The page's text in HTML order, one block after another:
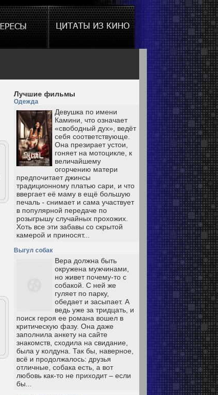
Лучшие фильмы
Одежда
Девушка по имени
Камини, что означает
«свободный дух», ведёт
себя соответствующе.
Она презирает устои,
гоняет на мотоцикле, к
величайшему
огорчению матери
предпочитает джинсы
традиционному платью сари, и что
ввергает её маму в ещё большую
печаль - снимает и сама участвует
в популярной передаче по
розыгрышу случайных прохожих.
Хоть все эти забавы со скрытой
камерой и приносят...
Выгул собак
Вера должна быть
окружена мужчинами,
но живет почему-то с
собакой. С ней же
гуляет по парку,
обедает и засыпает. А
ведь уже за тридцать, и
поиск героя ее романа вошел в
критическую фазу. Она даже
заполнила анкету на сайте
знакомств, сходила на свидание,
была у колдуна. Так бы, наверное,
всё и продолжалось: друзья
отличные, собака есть, а вот
любовь как-то не приходит – если
бы...